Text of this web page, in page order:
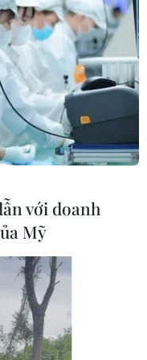
chủ
IS,
với doanh
Mỹ